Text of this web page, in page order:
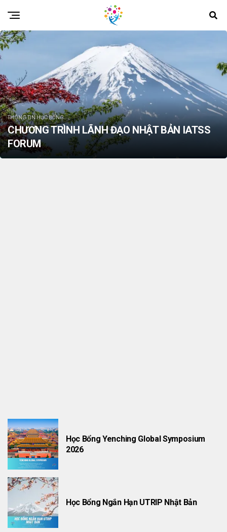
THÔNG TIN HỌC BỔNG
CHƯƠNG TRÌNH LÃNH ĐẠO NHẬT BẢN IATSS
FORUM
Học Bổng Yenching Global Symposium
2026
Học Bổng Ngắn Hạn UTRIP Nhật Bản